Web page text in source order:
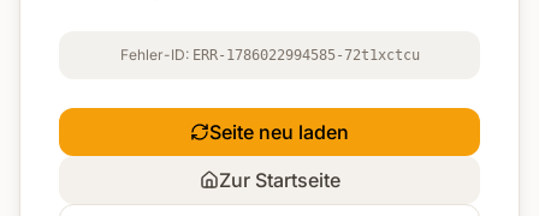
Fehler-ID: ERR-1786022994585-72t1xctcu
Seite neu laden
Zur Startseite